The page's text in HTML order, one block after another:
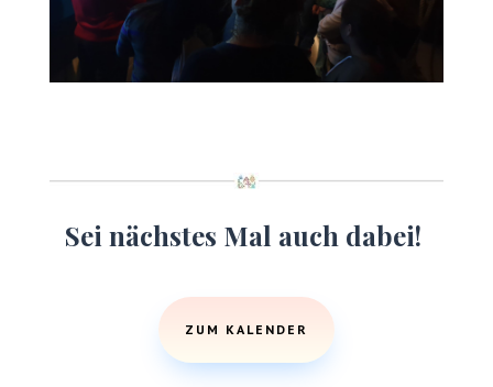
Sei nächstes Mal auch dabei!
ZUM KALENDER